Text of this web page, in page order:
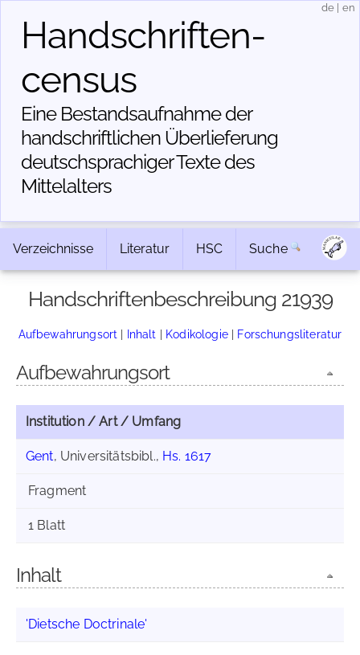
Handschriften­
census
Eine Bestandsaufnahme der
handschriftlichen Über­lieferung
deutschsprachiger Texte des
Mittelalters
de en
Verzeichnisse Literatur HSC Suche
Handschriftenbeschreibung 21939
Aufbewahrungsort | Inhalt | Kodikologie| Forschungsliteratur
Aufbewahrungsort
Institution / Art / Umfang
Gent, Universitätsbibl., Hs. 1617
Fragment
1 Blatt
Inhalt
'Dietsche Doctrinale'